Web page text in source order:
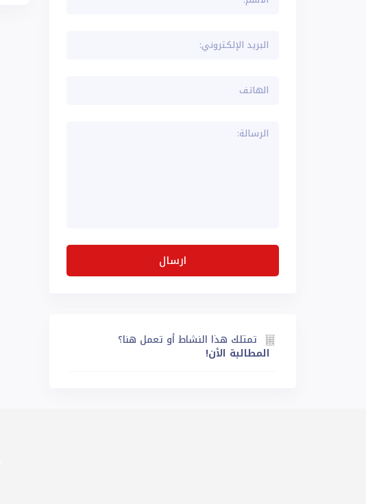
تمتلك هذا النشاط أو تعمل هنا؟
المطالبة الأن!